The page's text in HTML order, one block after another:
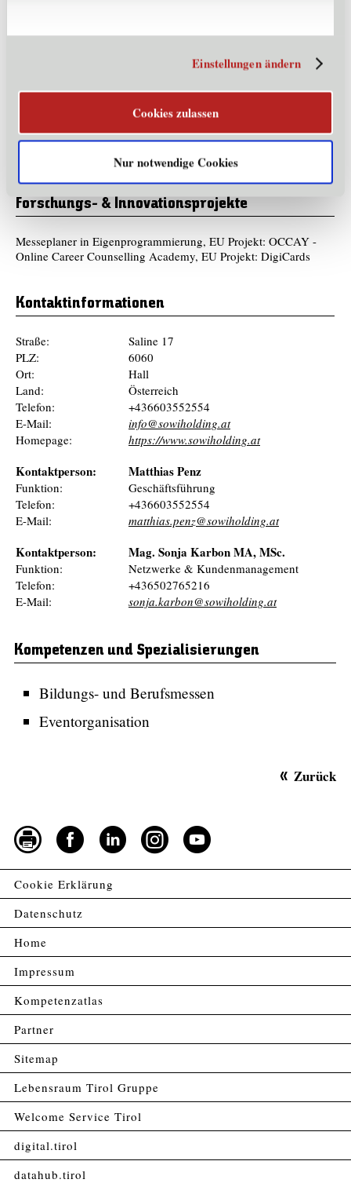
Einstellungen ändern
Cookies zulassen
Nur notwendige Cookies
Messen: BeSt Wien, Klagenfurt, Innsbruck; career &
Produkte und Dienstleistungen
Professionelle Betreuung von Messeausstellern, digitale
Verwaltung bei Messeteilnahme, Zugang zu exklusiven Events &
Fachinputs der SoWi-Holding Academy
Forschungs- & Innovationsprojekte
Messeplaner in Eigenprogrammierung, EU Projekt: OCCAY -
Online Career Counselling Academy, EU Projekt: DigiCards
Kontaktinformationen
Straße:
Saline 17
PLZ:
6060
Ort:
Hall
Land:
Österreich
Telefon:
+436603552554
E-Mail:
info@sowiholding.at
Homepage:
https://www.sowiholding.at
Kontaktperson: Matthias Penz
Funktion:
Geschäftsführung
Telefon:
+436603552554
E-Mail:
matthias.penz@sowiholding.at
Kontaktperson: Mag. Sonja Karbon MA, MSc.
Funktion:
Netzwerke & Kundenmanagement
Telefon:
+436502765216
E-Mail:
sonja.karbon@sowiholding.at
Kompetenzen und Spezialisierungen
Bildungs- und Berufsmessen
Eventorganisation
Zurück
Cookie Erklärung
Datenschutz
Home
Impressum
Kompetenzatlas
Partner
Sitemap
Lebensraum Tirol Gruppe
Welcome Service Tirol
digital.tirol
datahub.tirol